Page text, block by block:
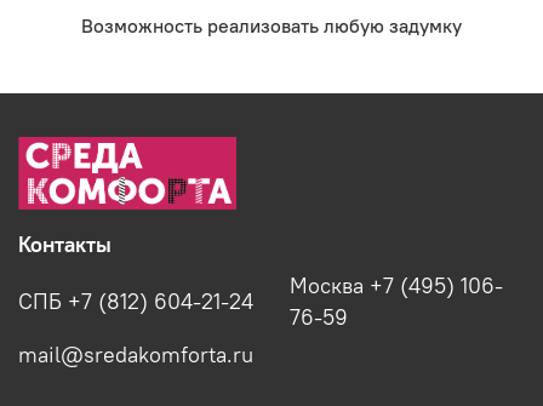
Возможность реализовать любую задумку
Контакты
СПБ +7 (812) 604-21-24
Москва +7 (495) 106-
76-59
mail@sredakomforta.ru